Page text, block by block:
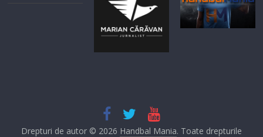
Drepturi de autor © 2026 Handbal Mania. Toate drepturile